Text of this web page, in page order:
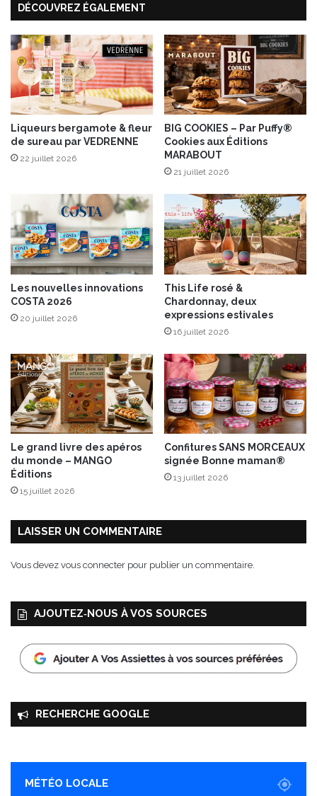
n
c
o
û
t
e
d
e
t
o
DÉCOUVREZ ÉGALEMENT
Liqueurs bergamote & fleur
de sureau par VEDRENNE
22 juillet 2026
BIG COOKIES – Par Puffy®
Cookies aux Éditions
MARABOUT
21 juillet 2026
Les nouvelles innovations
COSTA 2026
20 juillet 2026
This Life rosé &
Chardonnay, deux
expressions estivales
16 juillet 2026
Le grand livre des apéros
du monde – MANGO
Éditions
15 juillet 2026
Confitures SANS MORCEAUX
signée Bonne maman®
13 juillet 2026
LAISSER UN COMMENTAIRE
Vous devez vous connecter pour publier un commentaire.
AJOUTEZ‑NOUS À VOS SOURCES
RECHERCHE GOOGLE
MÉTÉO LOCALE